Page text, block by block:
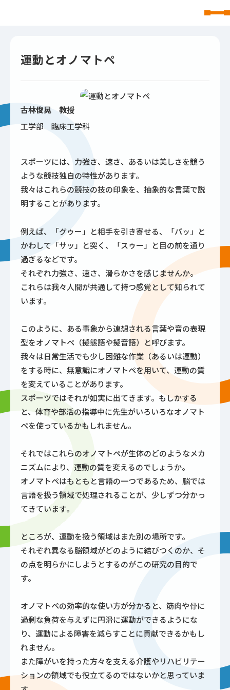
運動とオノマトペ
古林俊晃 教授
工学部 臨床工学科
スポーツには、力強さ、速さ、あるいは美しさを競う
ような競技独自の特性があります。
我々はこれらの競技の技の印象を、抽象的な言葉で説
明することがあります。
例えば、「グゥー」と相手を引き寄せる、「パッ」と
かわして「サッ」と突く、「スゥー」と目の前を通り
過ぎるなどです。
それぞれ力強さ、速さ、滑らかさを感じませんか。
これらは我々人間が共通して持つ感覚として知られて
います。
このように、ある事象から連想される言葉や音の表現
型をオノマトペ（擬態語や擬音語）と呼びます。
我々は日常生活でも少し困難な作業（あるいは運動）
をする時に、無意識にオノマトペを用いて、運動の質
を変えていることがあります。
スポーツではそれが如実に出てきます。もしかする
と、体育や部活の指導中に先生がいろいろなオノマト
ペを使っているかもしれません。
それではこれらのオノマトペが生体のどのようなメカ
ニズムにより、運動の質を変えるのでしょうか。
オノマトペはもともと言語の一つであるため、脳では
言語を扱う領域で処理されることが、少しずつ分かっ
てきています。
ところが、運動を扱う領域はまた別の場所です。
それぞれ異なる脳領域がどのように結びつくのか、そ
の点を明らかにしようとするのがこの研究の目的で
す。
オノマトペの効率的な使い方が分かると、筋肉や骨に
過剰な負荷を与えずに円滑に運動ができるようにな
り、運動による障害を減らすことに貢献できるかもし
れません。
また障がいを持った方々を支える介護やリハビリテー
ションの領域でも役立てるのではないかと思っていま